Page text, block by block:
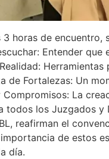
3 horas de encuentro,
Entender
de Fortalezas: Un
Compromisos: La
todos los Juzgados y
reafirman el
de estos
día.